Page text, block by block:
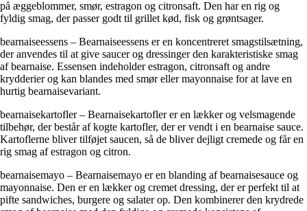
på æggeblommer, smør, estragon og citronsaft. Den har en rig og
fyldig smag, der passer godt til grillet kød, fisk og grøntsager.
bearnaiseessens – Bearnaiseessens er en koncentreret smagstilsætning,
der anvendes til at give saucer og dressinger den karakteristiske smag
af bearnaise. Essensen indeholder estragon, citronsaft og andre
krydderier og kan blandes med smør eller mayonnaise for at lave en
hurtig bearnaisevariant.
bearnaisekartofler – Bearnaisekartofler er en lækker og velsmagende
tilbehør, der består af kogte kartofler, der er vendt i en bearnaise sauce.
Kartoflerne bliver tilføjet saucen, så de bliver dejligt cremede og får en
rig smag af estragon og citron.
bearnaisemayo – Bearnaisemayo er en blanding af bearnaisesauce og
mayonnaise. Den er en lækker og cremet dressing, der er perfekt til at
pifte sandwiches, burgere og salater op. Den kombinerer den krydrede